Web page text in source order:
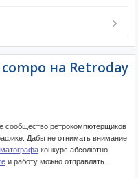
на Retroday
сообщество ретрокомпютерщиков
Дабы не отнимать внимание
конкурс абсолютно
и работу можно отправлять.